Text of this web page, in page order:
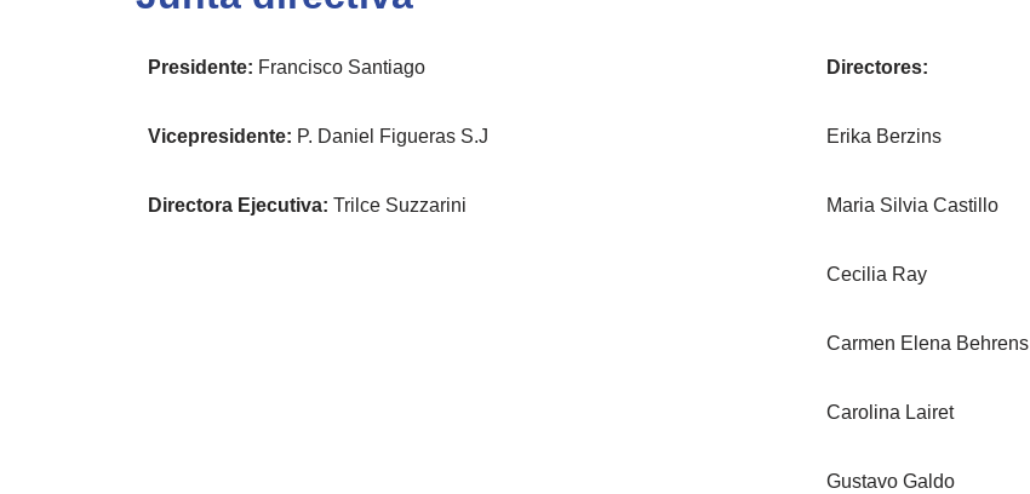
Presidente: Francisco Santiago
Vicepresidente: P. Daniel Figueras S.J
Directora Ejecutiva: Trilce Suzzarini
Directores:
Erika Berzins
Maria Silvia Castillo
Cecilia Ray
Carmen Elena Behrens
Carolina Lairet
Gustavo Galdo